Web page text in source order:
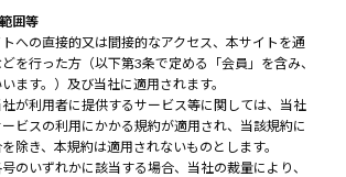
囲等
への直接的又は間接的なアクセス、本サイトを通
を行った方（以下第3条で定める「会員」を含み、
ます。）及び当社に適用されます。
が利用者に提供するサービス等に関しては、当社
ビスの利用にかかる規約が適用され、当該規約に
除き、本規約は適用されないものとします。
のいずれかに該当する場合、当社の裁量により、